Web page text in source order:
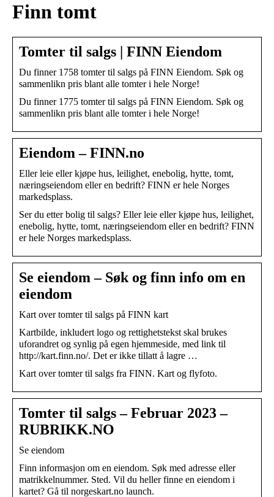
Finn tomt
Tomter til salgs | FINN Eiendom
Du finner 1758 tomter til salgs på FINN Eiendom. Søk og
sammenlikn pris blant alle tomter i hele Norge!
Du finner 1775 tomter til salgs på FINN Eiendom. Søk og
sammenlikn pris blant alle tomter i hele Norge!
Eiendom – FINN.no
Eller leie eller kjøpe hus, leilighet, enebolig, hytte, tomt,
næringseiendom eller en bedrift? FINN er hele Norges
markedsplass.
Ser du etter bolig til salgs? Eller leie eller kjøpe hus, leilighet,
enebolig, hytte, tomt, næringseiendom eller en bedrift? FINN
er hele Norges markedsplass.
Se eiendom – Søk og finn info om en
eiendom
Kart over tomter til salgs på FINN kart
Kartbilde, inkludert logo og rettighetstekst skal brukes
uforandret og synlig på egen hjemmeside, med link til
http://kart.finn.no/. Det er ikke tillatt å lagre …
Kart over tomter til salgs fra FINN. Kart og flyfoto.
Tomter til salgs – Februar 2023 –
RUBRIKK.NO
Se eiendom
Finn informasjon om en eiendom. Søk med adresse eller
matrikkelnummer. Sted. Vil du heller finne en eiendom i
kartet? Gå til norgeskart.no launch.